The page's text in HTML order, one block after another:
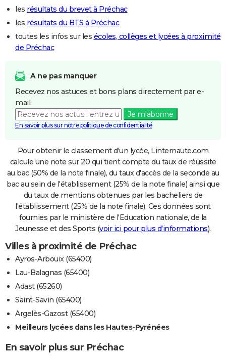
les résultats du brevet à Préchac
les résultats du BTS à Préchac
toutes les infos sur les écoles, collèges et lycées à proximité
de Préchac
A ne pas manquer
Recevez nos astuces et bons plans directement par e-
mail.
Je m'abonne
En savoir plus sur notre politique de confidentialité
Pour obtenir le classement d'un lycée, Linternaute.com
calcule une note sur 20 qui tient compte du taux de réussite
au bac (50% de la note finale), du taux d'accès de la seconde au
bac au sein de l'établissement (25% de la note finale) ainsi que
du taux de mentions obtenues par les bacheliers de
l'établissement (25% de la note finale). Ces données sont
fournies par le ministère de l'Education nationale, de la
Jeunesse et des Sports (voir ici pour plus d'informations).
Villes à proximité de Préchac
Ayros-Arbouix (65400)
Lau-Balagnas (65400)
Adast (65260)
Saint-Savin (65400)
Argelès-Gazost (65400)
Meilleurs lycées dans les Hautes-Pyrénées
En savoir plus sur Préchac